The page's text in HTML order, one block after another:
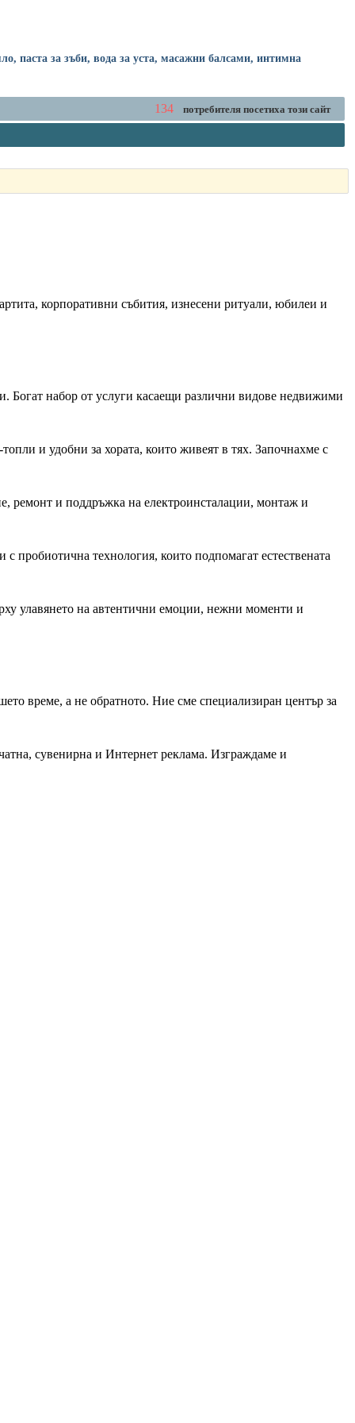
паста за зъби, вода за уста, масажни балсами, интимна
134 потребителя посетиха този сайт
корпоративни събития, изнесени ритуали, юбилеи и
набор от услуги касаещи различни видове недвижими
и удобни за хората, които живеят в тях. Започнахме с
ремонт и поддръжка на електроинсталации, монтаж и
пробиотична технология, които подпомагат естествената
улавянето на автентични емоции, нежни моменти и
време, а не обратното. Ние сме специализиран център за
сувенирна и Интернет реклама. Изграждаме и